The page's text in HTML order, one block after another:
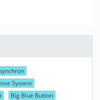
System
Big Blue Button